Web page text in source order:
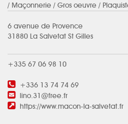
/ Maçonnerie / Gros oeuvre /
6 avenue de Provence
31880 La Salvetat St Gilles
+335 67 06 98 10
+336 13 74 74 69
lino.31@free.fr
https://www.macon-la-salvetat.fr